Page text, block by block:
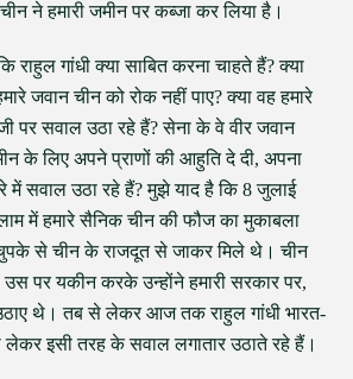
ने हमारी जमीन पर कब्जा कर लिया है।
राहुल गांधी क्या साबित करना चाहते हैं? क्या
जवान चीन को रोक नहीं पाए? क्या वह हमारे
पर सवाल उठा रहे हैं? सेना के वे वीर जवान
के लिए अपने प्राणों की आहुति दे दी, अपना
में सवाल उठा रहे हैं? मुझे याद है कि 8 जुलाई
में हमारे सैनिक चीन की फौज का मुकाबला
से चीन के राजदूत से जाकर मिले थे। चीन
पर यकीन करके उन्होंने हमारी सरकार पर,
थे। तब से लेकर आज तक राहुल गांधी भारत-
लेकर इसी तरह के सवाल लगातार उठाते रहे हैं।